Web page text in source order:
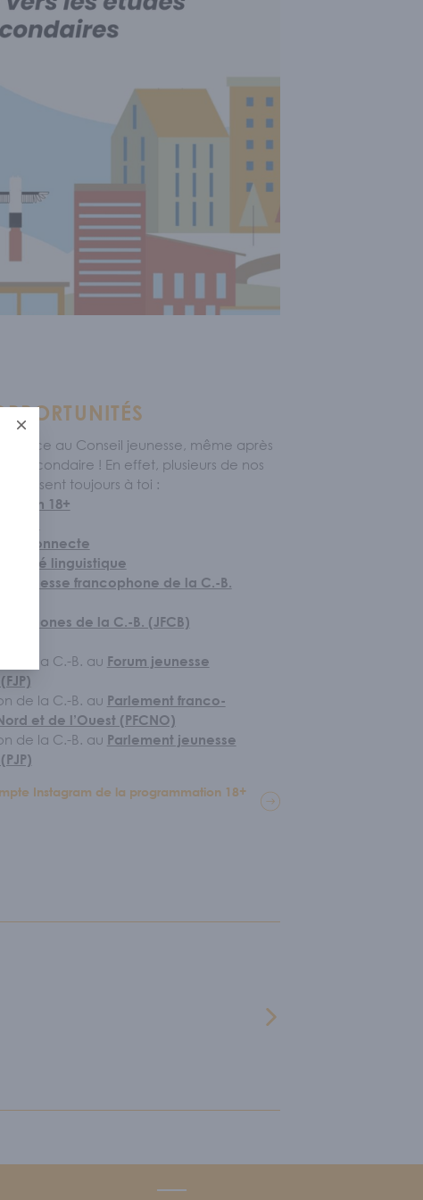
/ Écoles et personnel enseignant
ta place au Conseil jeunesse, même après
secondaire ! En effet, plusieurs de nos
toujours à toi :
18+
Connecte
linguistique
jeunesse francophone de la C.-B.
de la C.-B. (JFCB)
de la C.-B. au Forum jeunesse
de la C.-B. au Parlement franco-
et de l’Ouest (PFCNO)
de la C.-B. au Parlement jeunesse
Instagram de la programmation 18+
Fermer